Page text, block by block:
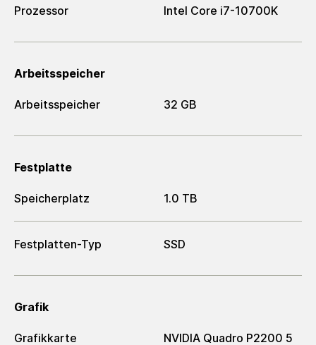
Prozessor Intel Core i7-10700K
Arbeitsspeicher
Arbeitsspeicher 32 GB
Festplatte
Speicherplatz 1.0 TB
Festplatten-Typ SSD
Grafik
Grafikkarte
NVIDIA Quadro P2200 5